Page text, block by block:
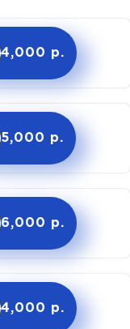
4,000 р.
5,000 р.
6,000 р.
4,000 р.